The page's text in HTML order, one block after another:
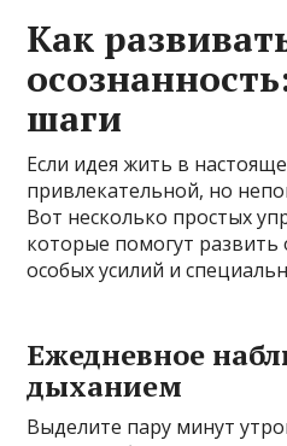
Как
шаги
Если идея жить в
привлекательной, но
Вот несколько простых
которые помогут развить
особых усилий и
Ежедневное
дыханием
Выделите пару минут